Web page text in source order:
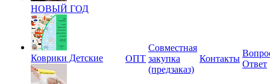
НОВЫЙ ГОД
Коврики Детские ОПТ
Совместная
закупка
(предзаказ)
Контакты
Ответ